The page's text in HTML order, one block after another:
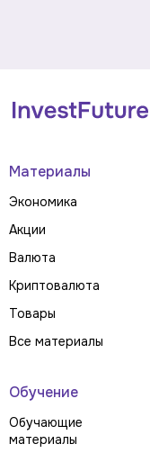
Материалы
Экономика
Акции
Валюта
Криптовалюта
Товары
Все материалы
Обучение
Обучающие
материалы